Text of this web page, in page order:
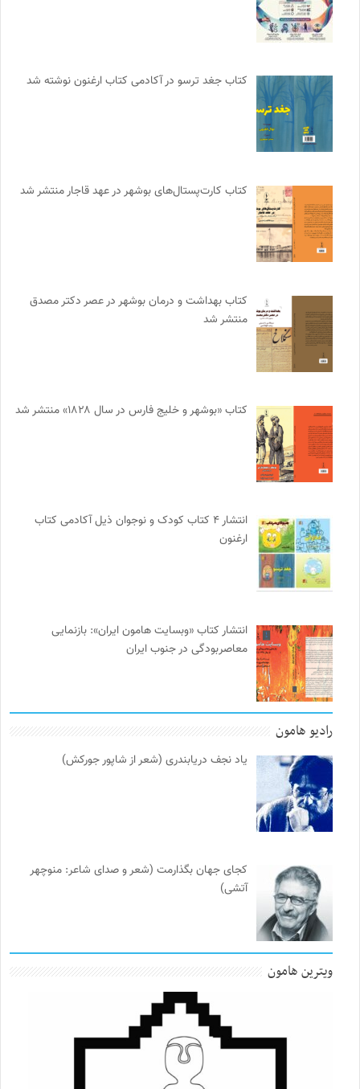
کتاب جغد ترسو در آکادمی کتاب ارغنون نوشته شد
کتاب کارت‌پستال‌های بوشهر در عهد قاجار منتشر شد
کتاب بهداشت و درمان بوشهر در عصر دکتر مصدق
منتشر شد
کتاب «بوشهر و خلیج فارس در سال ۱۸۲۸» منتشر شد
انتشار ۴ کتاب کودک و نوجوان ذیل آکادمی کتاب
ارغنون
انتشار کتاب «وبسایت هامون ایران»: بازنمایی
معاصربودگی در جنوب ایران
رادیو هامون
یاد نجف دریابندری (شعر از شاپور جورکش)
کجای جهان بگذارمت (شعر و صدای شاعر: منوچهر
آتشی)
ویترین هامون